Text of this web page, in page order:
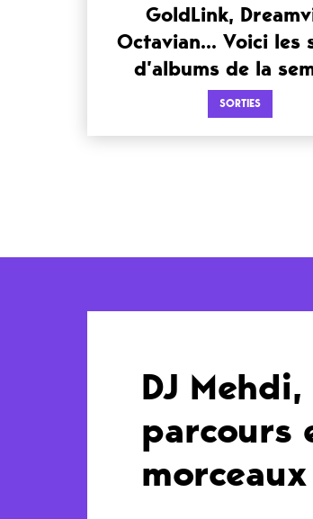
GoldLink,
Octavian… Voici les
d’albums de la
SORTIES
DJ
parcours
morceaux